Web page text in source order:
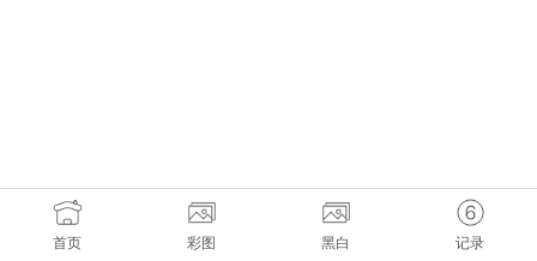
首页 彩图 黑白 记录